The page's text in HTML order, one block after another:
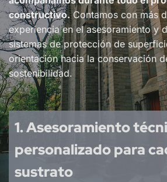
constructivo.Contamos con más
experiencia en el asesoramiento y
sistemas de protección de
orientación hacia la conservación
sostenibilidad.
1. Asesoramiento
personalizado para
sustrato